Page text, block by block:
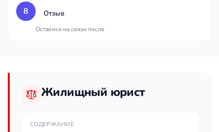
8 Отзыв
Остаёмся на связи после
Жилищный юрист
СОДЕРЖАНИЕ